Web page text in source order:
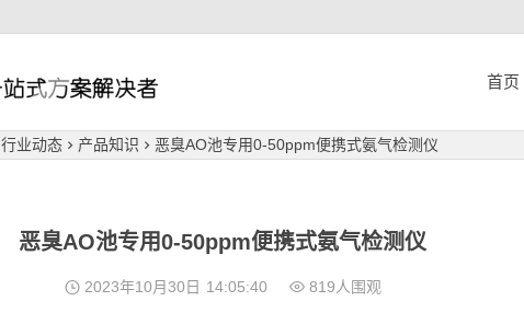
首页
行业动态 产品知识 恶臭AO池专用0-50ppm便携式氨气检测仪
恶臭AO池专用0-50ppm便携式氨气检测仪
2023年10月30日 14:05:40 819人围观